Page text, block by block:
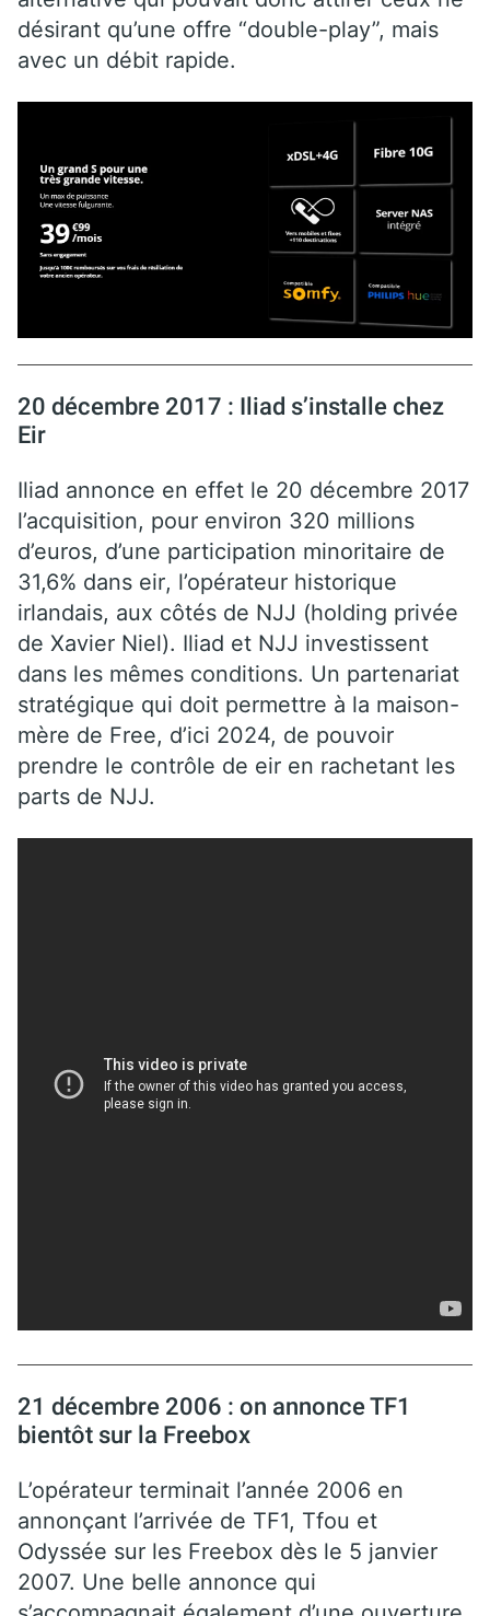
désirant qu’une offre “double-play”, mais
avec un débit rapide.
20 décembre 2017 : Iliad s’installe chez
Eir
Iliad annonce en effet le 20 décembre 2017
l’acquisition, pour environ 320 millions
d’euros, d’une participation minoritaire de
31,6% dans eir, l’opérateur historique
irlandais, aux côtés de NJJ (holding privée
de Xavier Niel). Iliad et NJJ investissent
dans les mêmes conditions. Un partenariat
stratégique qui doit permettre à la maison-
mère de Free, d’ici 2024, de pouvoir
prendre le contrôle de eir en rachetant les
parts de NJJ.
21 décembre 2006 : on annonce TF1
bientôt sur la Freebox
L’opérateur terminait l’année 2006 en
annonçant l’arrivée de TF1, Tfou et
Odyssée sur les Freebox dès le 5 janvier
2007. Une belle annonce qui